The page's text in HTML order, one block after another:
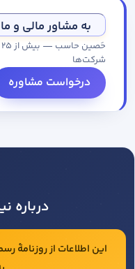
به مشاور مالی و
شرکت‌ها
درخواست مشاوره
درباره
این اطلاعات از